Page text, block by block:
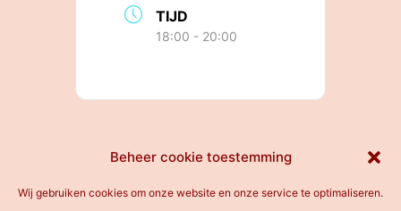
Beheer cookie toestemming
Wij gebruiken cookies om onze website en onze service te optimaliseren.
TIJD
18:00 - 20:00
All rights reserved